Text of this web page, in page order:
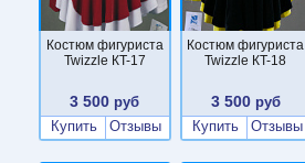
Костюм фигуриста
Twizzle КT-17
3 500 руб
Купить
Отзывы
Костюм фигуриста
Twizzle КT-18
3 500 руб
Купить
Отзывы